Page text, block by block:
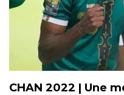
CHAN 2022 | Une